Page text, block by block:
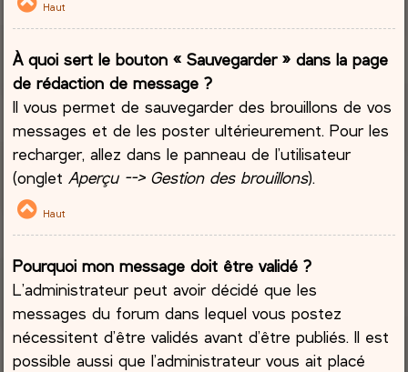
Haut
À quoi sert le bouton « Sauvegarder » dans la page
de rédaction de message ?
Il vous permet de sauvegarder des brouillons de vos
messages et de les poster ultérieurement. Pour les
recharger, allez dans le panneau de l’utilisateur
(ongletAperçu --> Gestion des brouillons).
Haut
Pourquoi mon message doit être validé ?
L’administrateur peut avoir décidé que les
messages du forum dans lequel vous postez
nécessitent d’être validés avant d’être publiés. Il est
possible aussi que l’administrateur vous ait placé